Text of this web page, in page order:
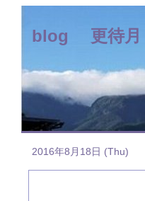
blog 更待月
2016年8月18日 (Thu)